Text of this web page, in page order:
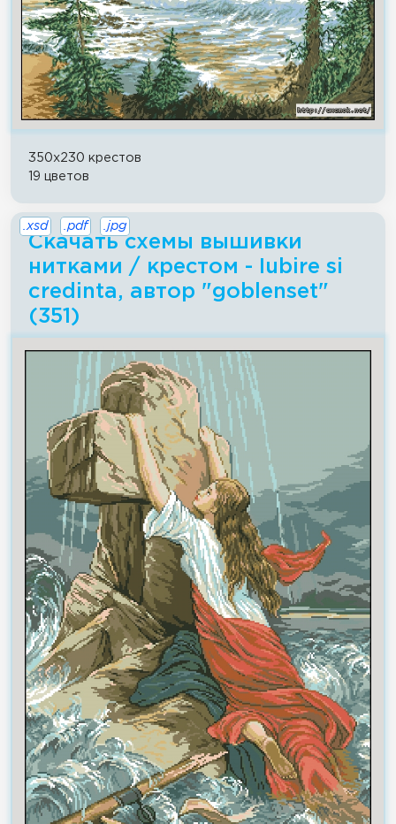
350x230 крестов
19 цветов
Скачать схемы вышивки
нитками / крестом - Iubire si
credinta, автор "goblenset"
(351)
.xsd .pdf .jpg